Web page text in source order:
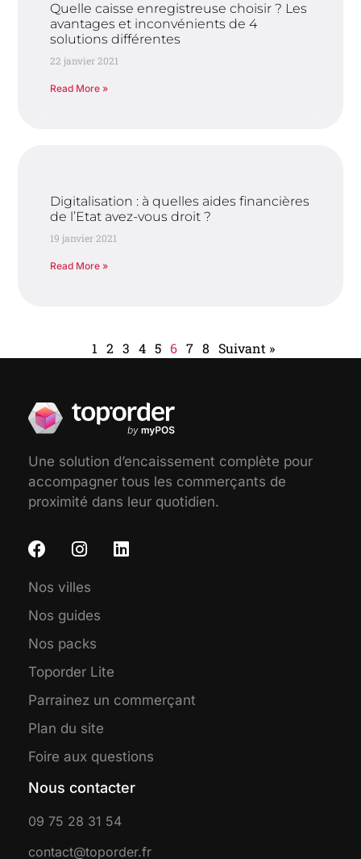
Quelle caisse enregistreuse choisir ? Les
avantages et inconvénients de 4
solutions différentes
22 janvier 2021
Read More »
Digitalisation : à quelles aides financières
de l’Etat avez-vous droit ?
19 janvier 2021
Read More »
1 2 3 4 5 6 7 8 Suivant »
Une solution d’encaissement complète pour
accompagner tous les commerçants de
proximité dans leur quotidien.
Nos villes
Nos guides
Nos packs
Toporder Lite
Parrainez un commerçant
Plan du site
Foire aux questions
Nous contacter
09 75 28 31 54
contact@toporder.fr